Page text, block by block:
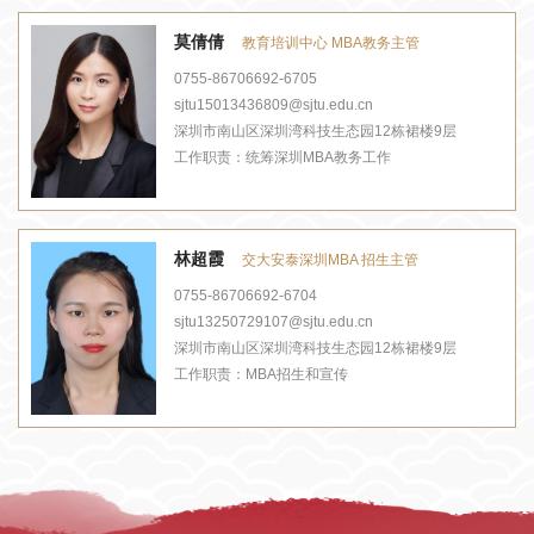
莫倩倩 教育培训中心 MBA教务主管
0755-86706692-6705
sjtu15013436809@sjtu.edu.cn
深圳市南山区深圳湾科技生态园12栋裙楼9层
工作职责： 统筹深圳MBA教务工作
林超霞 交大安泰深圳MBA 招生主管
0755-86706692-6704
sjtu13250729107@sjtu.edu.cn
深圳市南山区深圳湾科技生态园12栋裙楼9层
工作职责： MBA招生和宣传